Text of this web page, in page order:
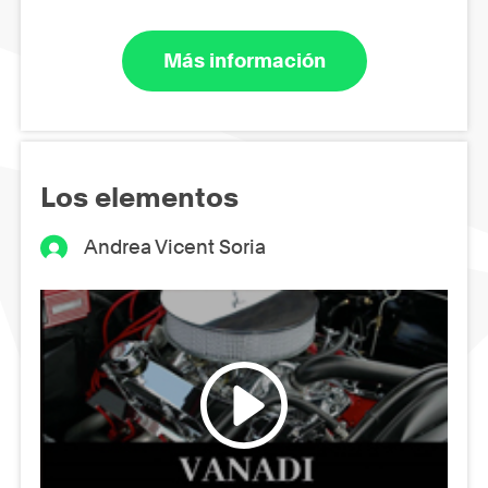
Más información
Los elementos
Andrea Vicent Soria